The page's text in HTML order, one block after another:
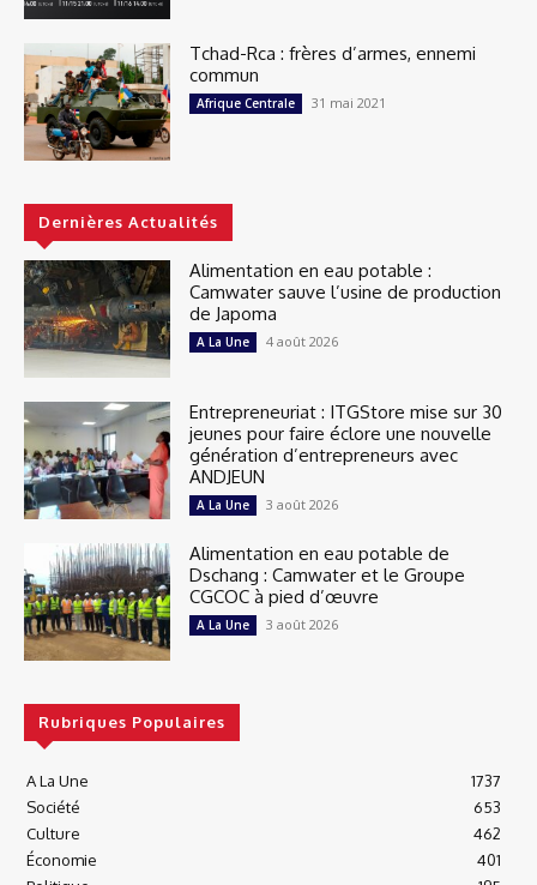
Tchad-Rca : frères d’armes, ennemi
commun
Afrique Centrale 31 mai 2021
Dernières Actualités
Alimentation en eau potable :
Camwater sauve l’usine de production
de Japoma
A La Une 4 août 2026
Entrepreneuriat : ITGStore mise sur 30
jeunes pour faire éclore une nouvelle
génération d’entrepreneurs avec
ANDJEUN
A La Une 3 août 2026
Alimentation en eau potable de
Dschang : Camwater et le Groupe
CGCOC à pied d’œuvre
A La Une 3 août 2026
Rubriques Populaires
A La Une
1737
Société
653
Culture
462
Économie
401